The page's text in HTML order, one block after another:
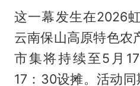
这一幕发生在2026
云南保山高原特色农
市集将持续至5月
17：30设摊。活动